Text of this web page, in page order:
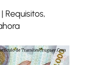
Requisitos,